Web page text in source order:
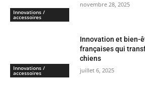
Innovations /
accessoires
novembre 28, 2025
Innovations /
accessoires
Innovation et bien-
françaises qui
chiens
juillet 6, 2025